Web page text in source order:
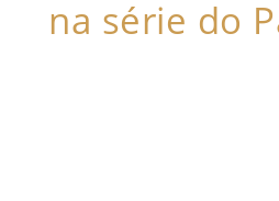
na série do